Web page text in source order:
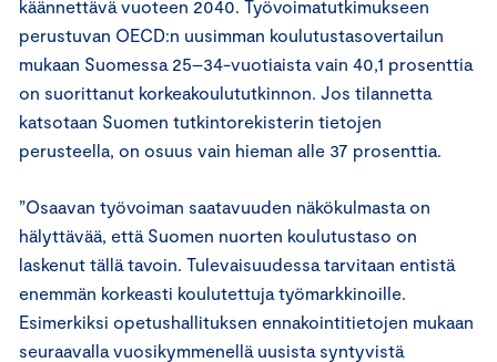
käännettävä vuoteen 2040. Työvoimatutkimukseen
perustuvan OECD:n uusimman koulutustasovertailun
mukaan Suomessa 25–34-vuotiaista vain 40,1 prosenttia
on suorittanut korkeakoulututkinnon. Jos tilannetta
katsotaan Suomen tutkintorekisterin tietojen
perusteella, on osuus vain hieman alle 37 prosenttia.
”Osaavan työvoiman saatavuuden näkökulmasta on
hälyttävää, että Suomen nuorten koulutustaso on
laskenut tällä tavoin. Tulevaisuudessa tarvitaan entistä
enemmän korkeasti koulutettuja työmarkkinoille.
Esimerkiksi opetushallituksen ennakointitietojen mukaan
seuraavalla vuosikymmenellä uusista syntyvistä